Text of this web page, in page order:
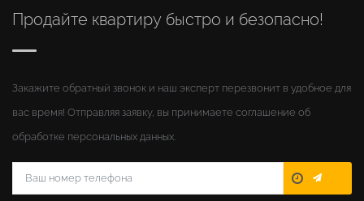
Продайте квартиру быстро и безопасно!
Закажите обратный звонок и наш эксперт перезвонит в удобное для
вас время! Отправляя заявку, вы принимаете соглашение об
обработке персональных данных.